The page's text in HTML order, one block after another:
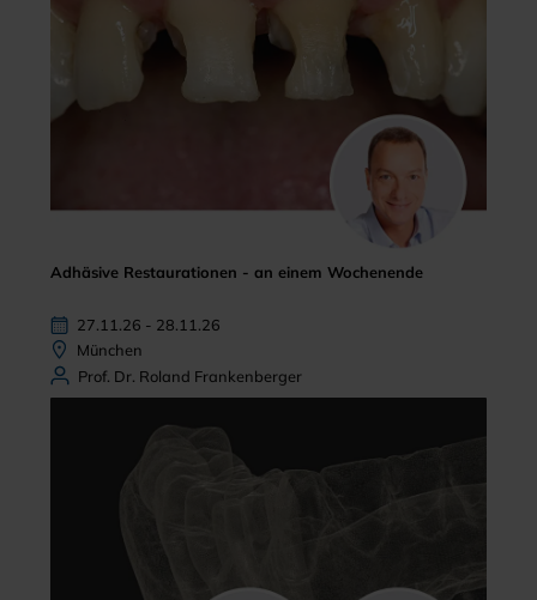
Adhäsive Restaurationen - an einem Wochenende
27.11.26 - 28.11.26
München
Prof. Dr. Roland Frankenberger